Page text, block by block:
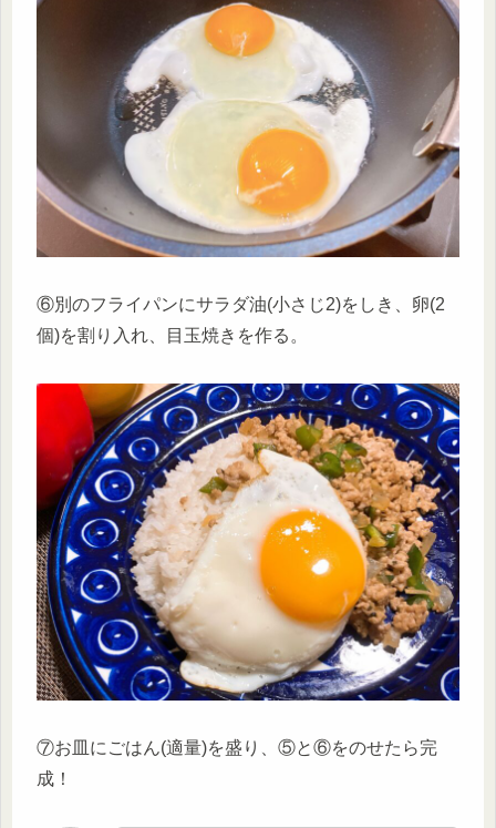
⑥別のフライパンにサラダ油(小さじ2)をしき、卵(2
個)を割り入れ、目玉焼きを作る。
⑦お皿にごはん(適量)を盛り、⑤と⑥をのせたら完
成！